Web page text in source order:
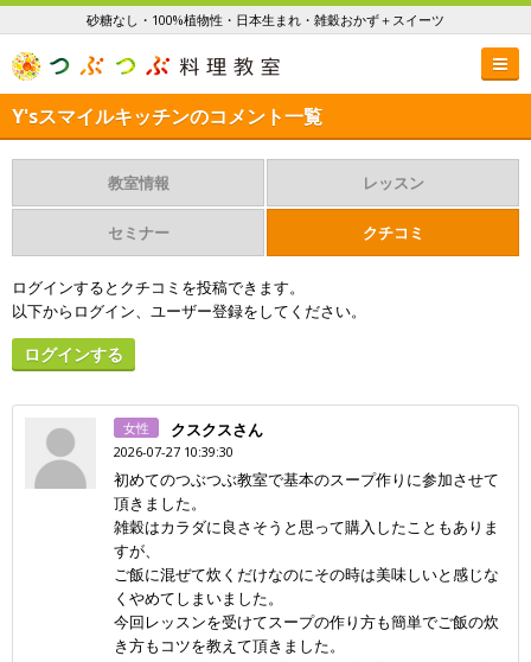
砂糖なし・100%植物性・日本生まれ・雑穀おかず＋スイーツ
Y'sスマイルキッチンのコメント一覧
教室情報 レッスン
セミナー クチコミ
ログインするとクチコミを投稿できます。
以下からログイン、ユーザー登録をしてください。
ログインする
女性 クスクスさん
2026-07-27 10:39:30
初めてのつぶつぶ教室で基本のスープ作りに参加させて
頂きました。
雑穀はカラダに良さそうと思って購入したこともありま
すが、
ご飯に混ぜて炊くだけなのにその時は美味しいと感じな
くやめてしまいました。
今回レッスンを受けてスープの作り方も簡単でご飯の炊
き方もコツを教えて頂きました。